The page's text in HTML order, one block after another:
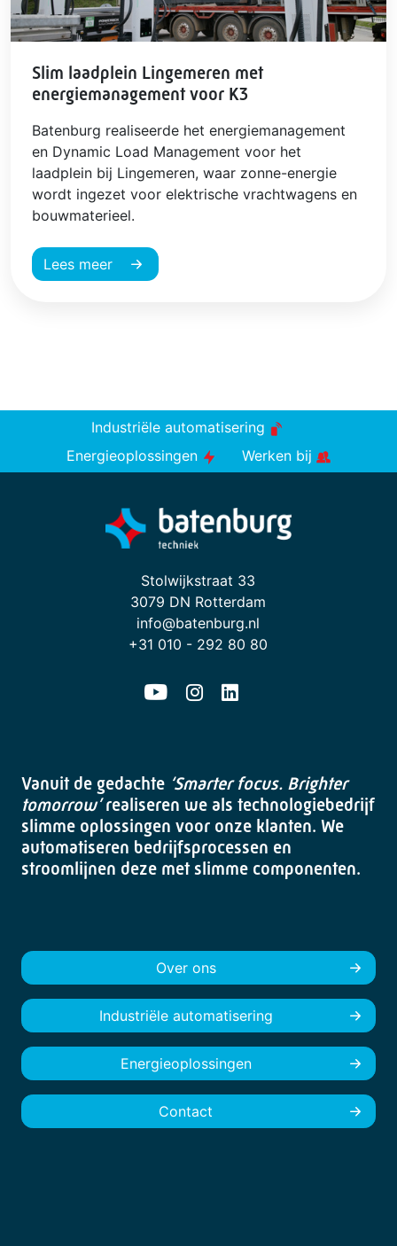
Slim laadplein Lingemeren met
energiemanagement voor K3
Batenburg realiseerde het energiemanagement
en Dynamic Load Management voor het
laadplein bij Lingemeren, waar zonne-energie
wordt ingezet voor elektrische vrachtwagens en
bouwmaterieel.
Lees meer
Industriële automatisering
Energieoplossingen
Werken bij
Stolwijkstraat 33
3079 DN Rotterdam
info@batenburg.nl
+31 010 - 292 80 80
Vanuit de gedachte ‘Smarter focus. Brighter
tomorrow’realiseren we als technologiebedrijf
slimme oplossingen voor onze klanten. We
automatiseren bedrijfsprocessen en
stroomlijnen deze met slimme componenten.
Over ons
Industriële automatisering
Energieoplossingen
Contact